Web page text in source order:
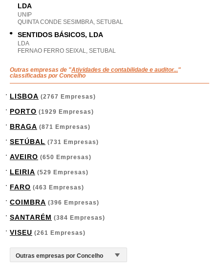
LDA
UNIP
QUINTA CONDE SESIMBRA, SETUBAL
SENTIDOS BÁSICOS, LDA
LDA
FERNAO FERRO SEIXAL, SETUBAL
Outras empresas de "Atividades de contabilidade e auditor..."
classificadas por Concelho
LISBOA (2767 Empresas)
PORTO (1929 Empresas)
BRAGA (871 Empresas)
SETÚBAL (731 Empresas)
AVEIRO (650 Empresas)
LEIRIA (529 Empresas)
FARO (463 Empresas)
COIMBRA (396 Empresas)
SANTARÉM (384 Empresas)
VISEU (261 Empresas)